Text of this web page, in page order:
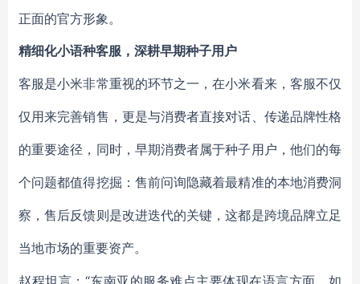
正面的官方形象。
精细化小语种客服，深耕早期种子用户
客服是小米非常重视的环节之一，在小米看来，客服不仅
仅用来完善销售，更是与消费者直接对话、传递品牌性格
的重要途径，同时，早期消费者属于种子用户，他们的每
个问题都值得挖掘：售前问询隐藏着最精准的本地消费洞
察，售后反馈则是改进迭代的关键 ，这都是跨境品牌立足
当地市场的重要资产。
赵程坦言： “东南亚的服务难点主要体现在语言方面，如